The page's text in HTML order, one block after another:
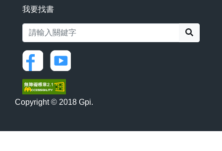
我要找書
Copyright © 2018 Gpi.